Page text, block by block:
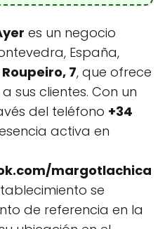
es un negocio
España,
7, que ofrece
sus clientes. Con un
del teléfono +34
activa en
margotlachica
se
de referencia en la